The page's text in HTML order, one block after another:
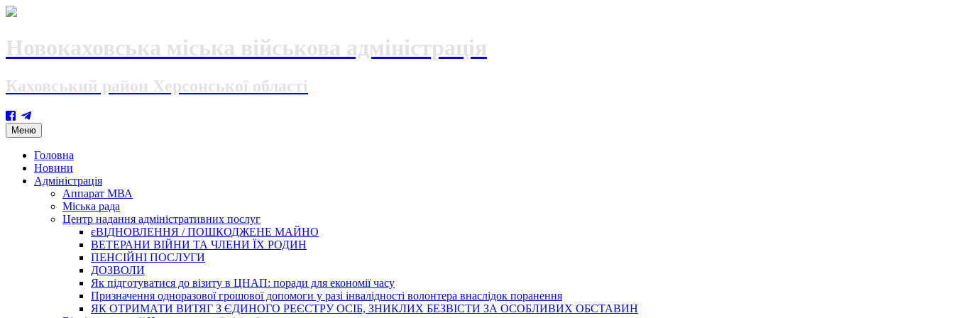
Новокаховська міська військова адміністрація
Каховський район Херсонської області
Меню Skip
to
content
Головна
Новини
Адміністрація
Аппарат МВА
Міська рада
Центр надання адміністративних послуг
єВІДНОВЛЕННЯ / ПОШКОДЖЕНЕ МАЙНО
ВЕТЕРАНИ ВІЙНИ ТА ЧЛЕНИ ЇХ РОДИН
ПЕНСІЙНІ ПОСЛУГИ
ДОЗВОЛИ
Як підготуватися до візиту в ЦНАП: поради для економії часу
Призначення одноразової грошової допомоги у разі інвалідності волонтера внаслідок поранення
ЯК ОТРИМАТИ ВИТЯГ З ЄДИНОГО РЕЄСТРУ ОСІБ, ЗНИКЛИХ БЕЗВІСТИ ЗА ОСОБЛИВИХ ОБСТАВИН